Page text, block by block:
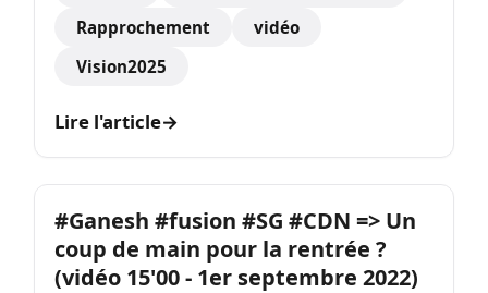
Rapprochement
vidéo
Vision2025
Lire l'article→
#Ganesh #fusion #SG #CDN => Un
coup de main pour la rentrée ?
(vidéo 15'00 - 1er septembre 2022)